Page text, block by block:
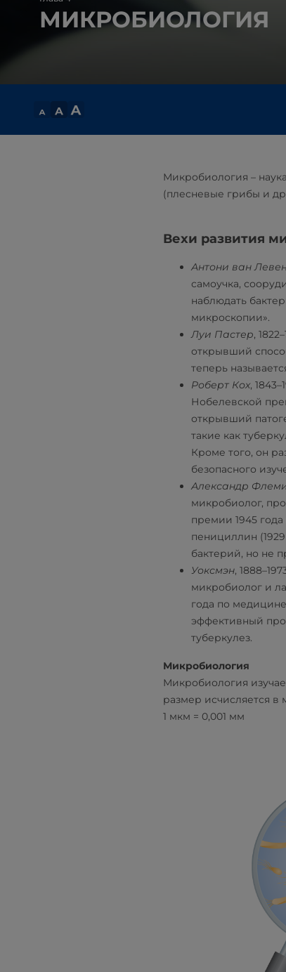
МИКРОБИОЛОГИЯ
Микробиология –
(плесневые грибы и
Вехи развития
Антони ван
самоучка,
наблюдать
микроскопии».
Луи Пастер,
открывший
теперь
Роберт Кох,
Нобелевской
открывший
такие как
Кроме того, он
безопасного
Александр
микробиолог,
премии 1945
пенициллин
бактерий, но не
Уоксмэн,
микробиолог и
года по
эффективный
туберкулез.
Микробиология
Микробиология
размер исчисляется в
1 мкм = 0,001 мм